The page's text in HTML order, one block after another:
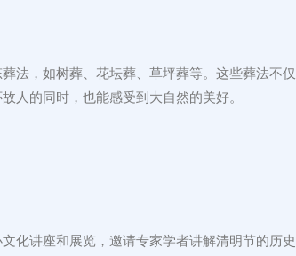
法，如树葬、花坛葬、草坪葬等。这些葬法不仅
人的同时，也能感受到大自然的美好。
化讲座和展览，邀请专家学者讲解清明节的历史